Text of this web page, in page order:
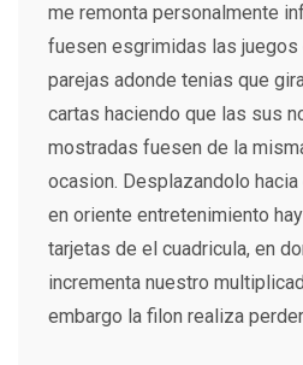
me remonta personalmente
fuesen esgrimidas las
parejas adonde tenias que
cartas haciendo que las sus
mostradas fuesen de la
ocasion. Desplazandolo
en oriente entretenimiento
tarjetas de el cuadricula, en
incrementa nuestro
embargo la filon realiza